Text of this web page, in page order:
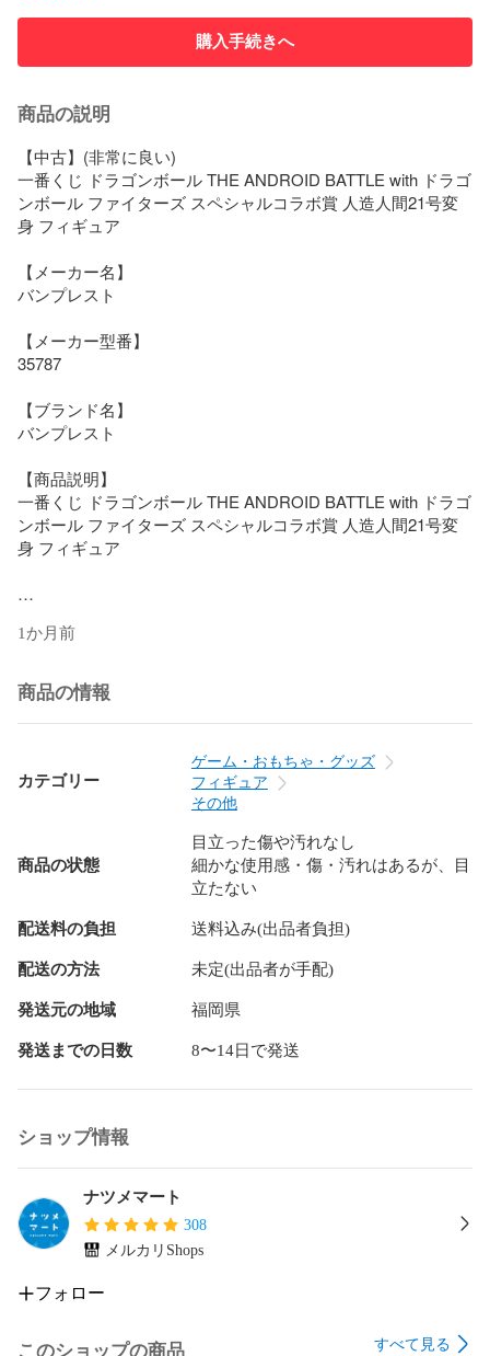
購入手続きへ
商品の説明
【中古】(非常に良い)
一番くじ ドラゴンボール THE ANDROID BATTLE with ドラゴ
ンボール ファイターズ スペシャルコラボ賞 人造人間21号変
身 フィギュア
【メーカー名】
バンプレスト
【メーカー型番】
35787
【ブランド名】
バンプレスト
【商品説明】
一番くじ ドラゴンボール THE ANDROID BATTLE with ドラゴ
ンボール ファイターズ スペシャルコラボ賞 人造人間21号変
身 フィギュア
当店では初期不良に限り、商品到着から7日間は返品を 受付
けております。お問い合わせ・メールにて不具合詳細をご連
【重要】商品によって返品先倉庫が異なります。返送先ご連
絡まで必ずお待ちください。連絡を待たず会社住所等へ送ら
他モールとの併売品の為、完売の際はキャンセルご連絡させ
て頂きます。
中古品の商品タイトルに「限定」「初回」「保証」「DLコー
ド」などの表記がありましても、特典・付属品・帯・保証等
電子辞書、コンパクトオーディオプレーヤー等のイヤホンは
品名に【import】【輸入】【北米】【海外】等の国内商品でな
いと把握できる表記商品について国内のDVDプレイヤー、ゲ
ーム機で稼働しない場合がございます。予めご了承の上、購
入ください。
掲載と付属品が異なる場合は確認のご連絡をさせて頂きま
ご注文からお届けまで
1か月前
商品の情報
カテゴリー
ゲーム・おもちゃ・グッズ
フィギュア
その他
商品の状態
目立った傷や汚れなし
細かな使用感・傷・汚れはあるが、目
立たない
配送料の負担 送料込み(出品者負担)
配送の方法 未定(出品者が手配)
発送元の地域 福岡県
発送までの日数 8〜14日で発送
ショップ情報
ナツメマート
308
メルカリShops
フォロー
このショップの商品 すべて見る